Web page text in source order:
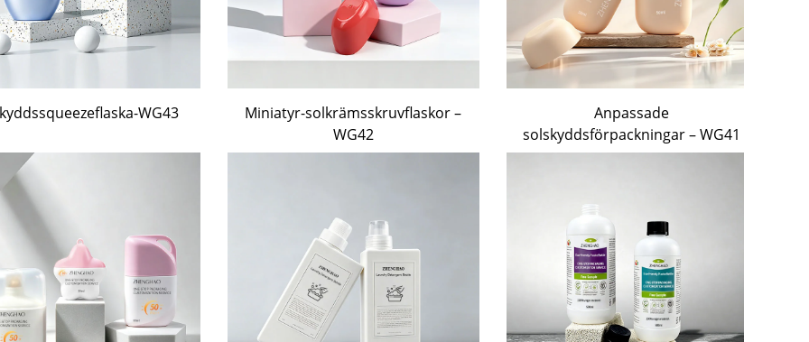
WG43
Miniatyr-solkrämsskruvflaskor –
WG42
Anpassade
solskyddsförpackningar – WG41